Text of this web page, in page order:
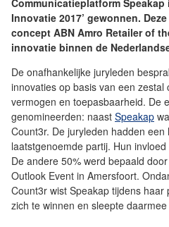
Communicatieplatform Speakap
Innovatie 2017’ gewonnen.
concept ABN Amro Retailer of
innovatie binnen de
De onafhankelijke juryleden
innovaties op basis van een zestal
vermogen en toepasbaarheid. De
genomineerden: naast Speakap
Count3r. De juryleden hadden
laatstgenoemde partij. Hun
De andere 50% werd bepaald
Outlook Event in Amersfoort.
Count3r wist Speakap tijdens
zich te winnen en sleepte